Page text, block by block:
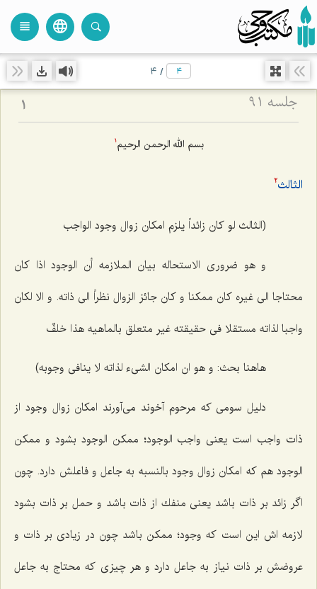
language
view_headline
/
4
جلسه ۹۱ 1
بسم الله الرحمن الرحیم‌1
الثالث‌2
(الثالث لو کان زائداً یلزم امکان زوال وجود الواجب
و هو ضرورى الاستحاله بیان الملازمه أن الوجود اذا كان
محتاجا الى غیره كان ممكنا و كان جائز الزوال نظراً الى ذاته. و الا لكان
واجبا لذاته مستقلا فى حقیقته غیر متعلق بالماهیه هذا خلفٌ
هاهنا بحث: و هو ان امکان الشیء لذاته لا ینافى وجوبه)
دلیل سومى كه مرحوم آخوند مى‌آورند امكان زوال وجود از
ذات واجب است یعنى واجب الوجود؛ ممكن الوجود بشود و ممكن
الوجود هم كه امكان زوال وجود بالنسبه به جاعل و فاعلش دارد. چون
اگر زائد بر ذات باشد یعنى منفك از ذات باشد و حمل بر ذات بشود
لازمه اش این است كه وجود؛ ممكن باشد چون در زیادى بر ذات و
عروضش بر ذات نیاز به جاعل دارد و هر چیزى كه محتاج به جاعل